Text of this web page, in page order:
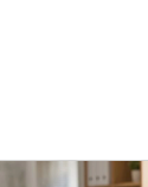
いるから大丈